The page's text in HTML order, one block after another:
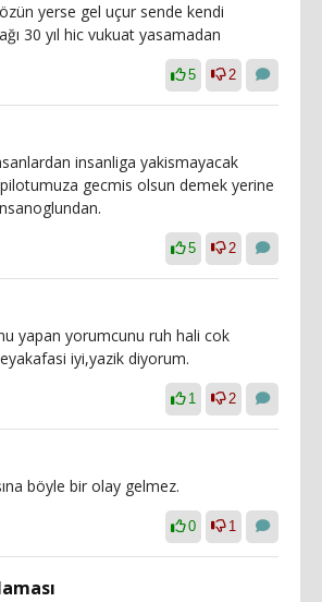
yerse gel uçur sende kendi
30 yıl hic vukuat yasamadan
5 2
insanliga yakismayacak
gecmis olsun demek yerine
5 2
yapan yorumcunu ruh hali cok
iyi,yazik diyorum.
1 2
böyle bir olay gelmez.
0 1